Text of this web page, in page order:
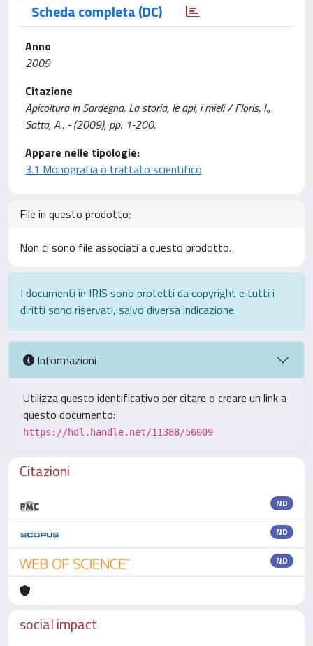
Scheda completa (DC)
Anno
2009
Citazione
Apicoltura in Sardegna. La storia, le api, i mieli / Floris, I.,
Satta, A.. - (2009), pp. 1-200.
Appare nelle tipologie:
3.1 Monografia o trattato scientifico
File in questo prodotto:
Non ci sono file associati a questo prodotto.
I documenti in IRIS sono protetti da copyright e tutti i
diritti sono riservati, salvo diversa indicazione.
Informazioni
Utilizza questo identificativo per citare o creare un link a
questo documento:
https://hdl.handle.net/11388/56009
Citazioni
ND
ND
ND
social impact